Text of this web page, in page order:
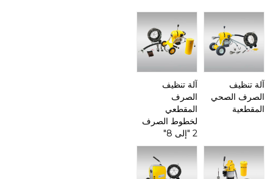
آلة تنظيف
الصرف الصحي
المقطعية
آلة تنظيف
الصرف
المقطعي
لخطوط الصرف
2 "إلى 8"